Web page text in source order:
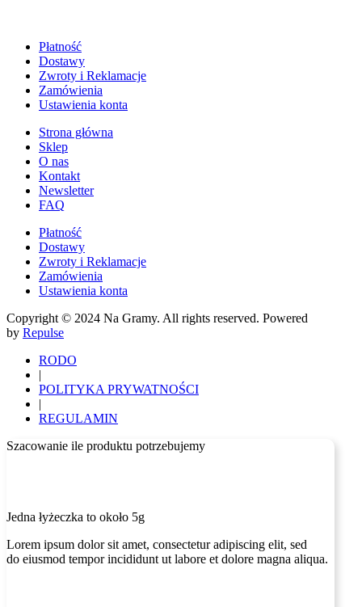
Płatność
Dostawy
Zwroty i Reklamacje
Zamówienia
Ustawienia konta
Strona główna
Sklep
O nas
Kontakt
Newsletter
FAQ
Płatność
Dostawy
Zwroty i Reklamacje
Zamówienia
Ustawienia konta
Copyright © 2024 Na Gramy. All rights reserved. Powered
by Repulse
RODO
|
POLITYKA PRYWATNOŚCI
|
REGULAMIN
Szacowanie ile produktu potrzebujemy
Jedna łyżeczka to około 5g
Lorem ipsum dolor sit amet, consectetur adipiscing elit, sed
do eiusmod tempor incididunt ut labore et dolore magna aliqua.